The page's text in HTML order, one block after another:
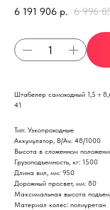
6 191 906 р. 6 996
Штабелер самоходный 1,5 т
41
Тип: Узкопроходные
Аккумулятор, В/Ач: 48/1000
Высота в сложенном
Грузоподъемность, кг: 1500
Длина вил, мм: 950
Дорожный просвет, мм: 80
Максимальная высота
Материал колес: полиуретан